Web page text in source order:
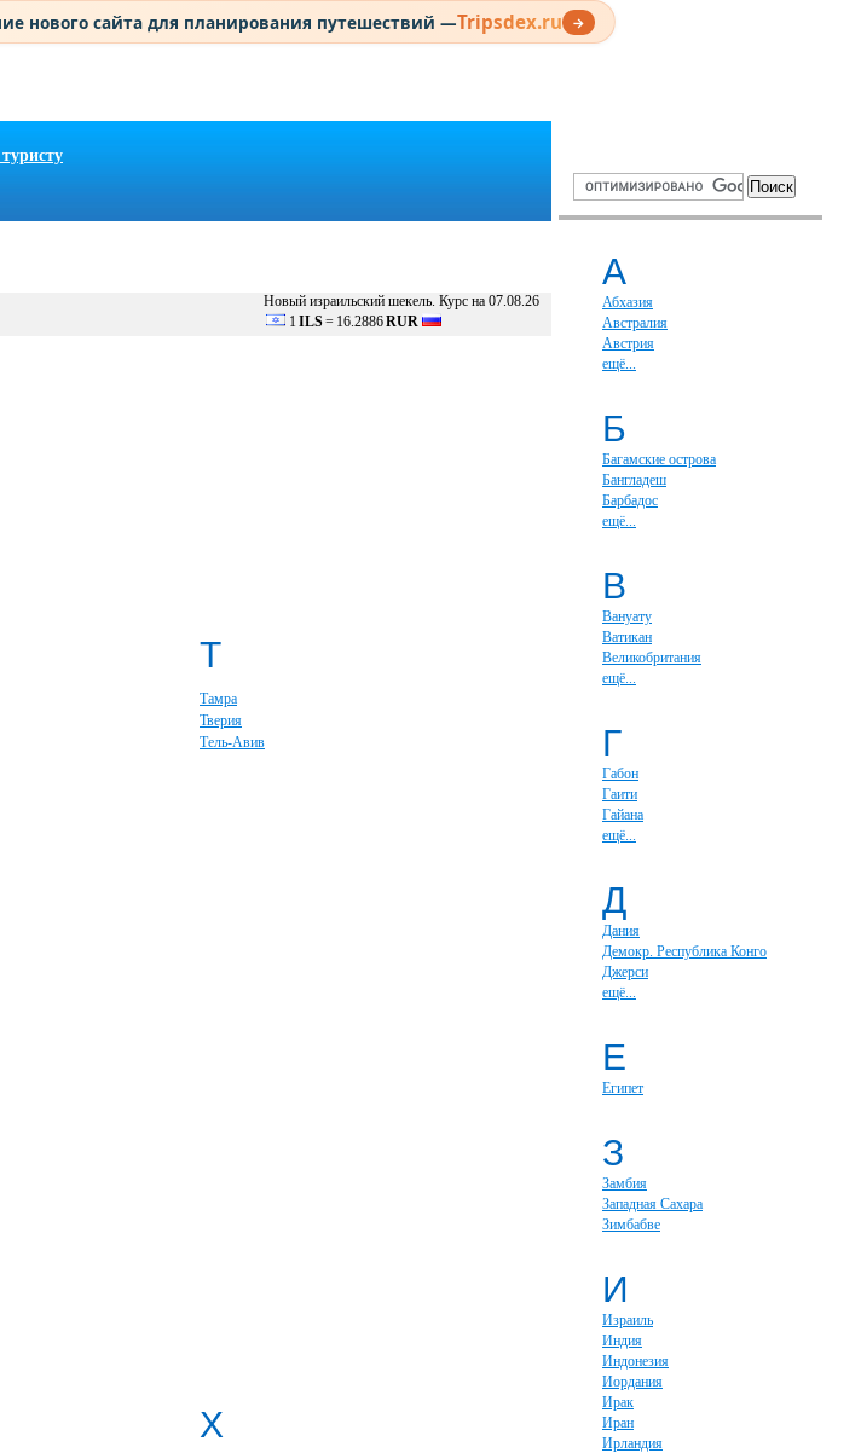
нового сайта для планирования путешествий —Tripsdex.ru →
Новый израильский шекель. Курс на 07.08.26
1 ILS= 16.2886RUR
Т
Тамра
Тверия
Тель-Авив
Х
А
Абхазия
Австралия
Австрия
ещё...
Б
Багамские острова
Бангладеш
Барбадос
ещё...
В
Вануату
Ватикан
Великобритания
ещё...
Г
Габон
Гаити
Гайана
ещё...
Д
Дания
Демокр. Республика Конго
Джерси
ещё...
Е
Египет
З
Замбия
Западная Сахара
Зимбабве
И
Израиль
Индия
Индонезия
Иордания
Ирак
Иран
Ирландия